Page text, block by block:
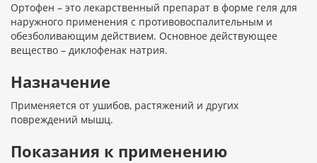
Ортофен – это лекарственный препарат в форме геля для
наружного применения с противовоспалительным и
обезболивающим действием. Основное действующее
вещество – диклофенак натрия.
Назначение
Применяется от ушибов, растяжений и других
повреждений мышц.
Показания к применению